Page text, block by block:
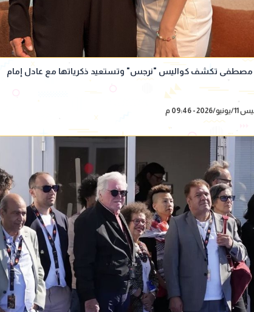
تكشف كواليس "نرجس" وتستعيد ذكرياتها مع عادل إمام
2026 - 09:46 م